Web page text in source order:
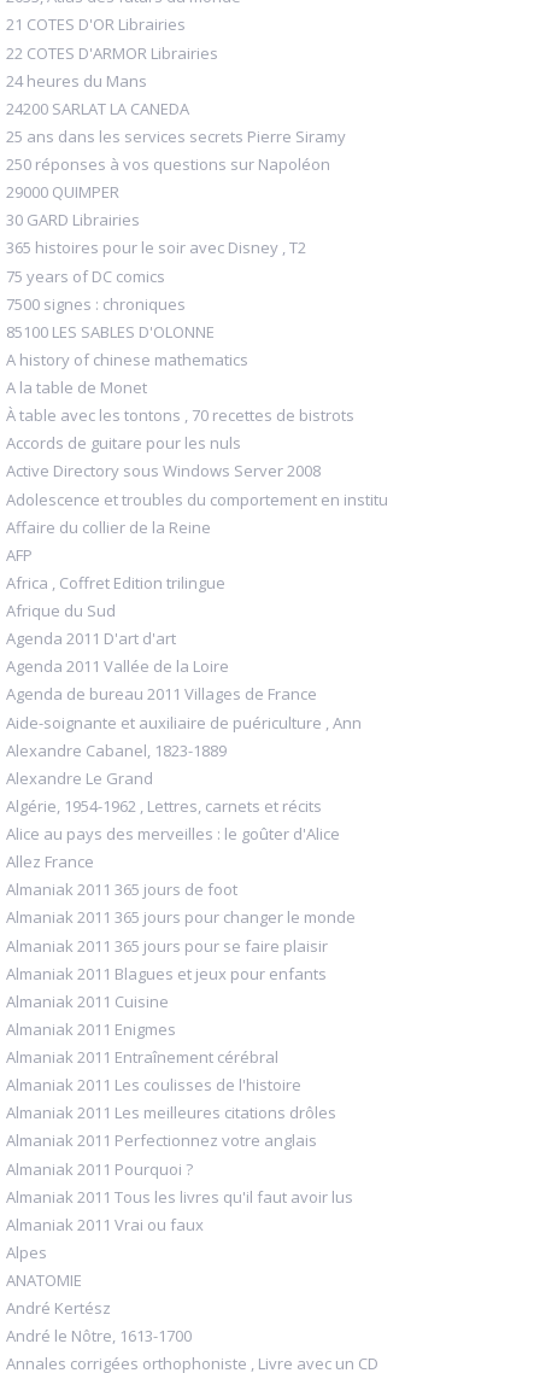
21 COTES D'OR Librairies
22 COTES D'ARMOR Librairies
24 heures du Mans
24200 SARLAT LA CANEDA
25 ans dans les services secrets Pierre Siramy
250 réponses à vos questions sur Napoléon
29000 QUIMPER
30 GARD Librairies
365 histoires pour le soir avec Disney , T2
75 years of DC comics
7500 signes : chroniques
85100 LES SABLES D'OLONNE
A history of chinese mathematics
A la table de Monet
À table avec les tontons , 70 recettes de bistrots
Accords de guitare pour les nuls
Active Directory sous Windows Server 2008
Adolescence et troubles du comportement en institu
Affaire du collier de la Reine
AFP
Africa , Coffret Edition trilingue
Afrique du Sud
Agenda 2011 D'art d'art
Agenda 2011 Vallée de la Loire
Agenda de bureau 2011 Villages de France
Aide-soignante et auxiliaire de puériculture , Ann
Alexandre Cabanel, 1823-1889
Alexandre Le Grand
Algérie, 1954-1962 , Lettres, carnets et récits
Alice au pays des merveilles : le goûter d'Alice
Allez France
Almaniak 2011 365 jours de foot
Almaniak 2011 365 jours pour changer le monde
Almaniak 2011 365 jours pour se faire plaisir
Almaniak 2011 Blagues et jeux pour enfants
Almaniak 2011 Cuisine
Almaniak 2011 Enigmes
Almaniak 2011 Entraînement cérébral
Almaniak 2011 Les coulisses de l'histoire
Almaniak 2011 Les meilleures citations drôles
Almaniak 2011 Perfectionnez votre anglais
Almaniak 2011 Pourquoi ?
Almaniak 2011 Tous les livres qu'il faut avoir lus
Almaniak 2011 Vrai ou faux
Alpes
ANATOMIE
André Kertész
André le Nôtre, 1613-1700
Annales corrigées orthophoniste , Livre avec un CD